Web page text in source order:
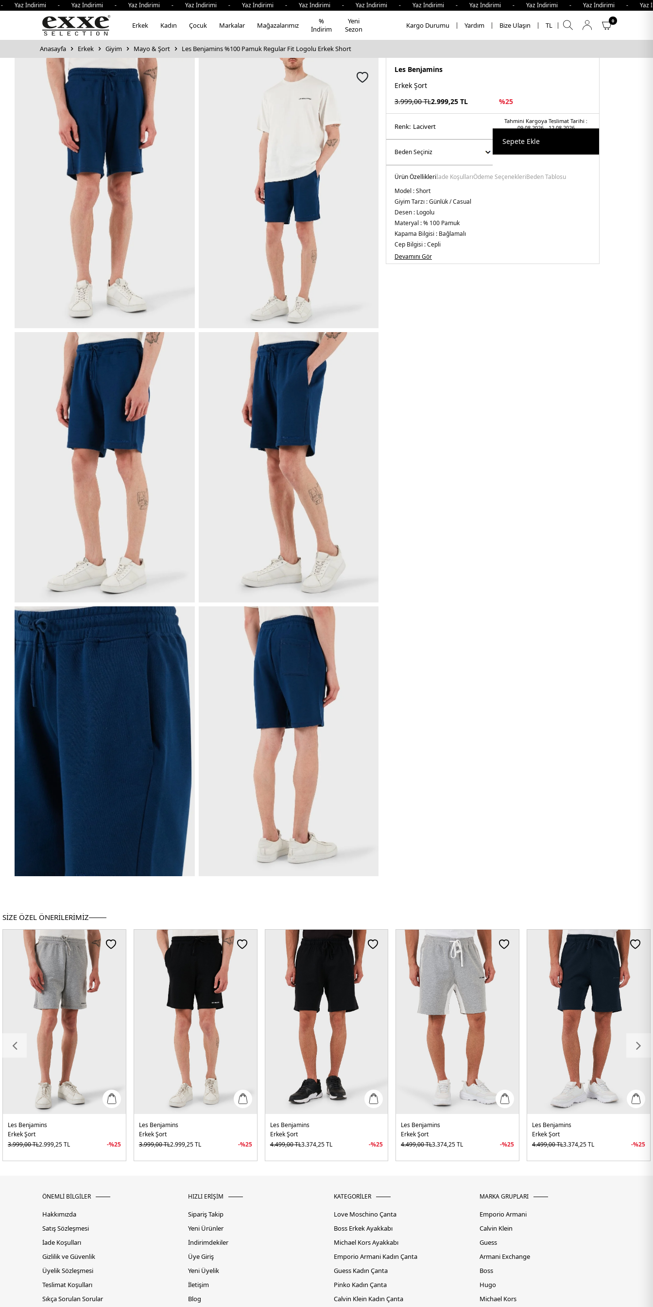
İndirimi - Yaz İndirimi - Yaz İndirimi - Yaz İndirimi - Yaz İndirimi - Yaz İndirimi - Yaz İndirimi - Yaz İndirimi - Yaz İndirimi - Yaz İndirimi - Yaz İndirimi -
Erkek Kadın Çocuk Markalar Mağazalarımız
%
İndirim
Yeni
Sezon
Kargo Durumu Yardım Bize Ulaşın TL
0
Anasayfa Erkek Giyim Mayo & Şort Les Benjamins %100 Pamuk Regular Fit Logolu Erkek Short
Les Benjamins
Erkek Şort
3.999,00TL2.999,25 TL %25
Tahmini Kargoya Teslimat Tarihi :
09.08.2026 - 12.08.2026
Renk: laci̇vert
Sepete Ekle
Ürün Özellikleriİade KoşullarıÖdeme SeçenekleriBeden Tablosu
Model :Short
Giyim Tarzı :Günlük / Casual
Desen : Logolu
Materyal :% 100 Pamuk
Kapama Bilgisi : Bağlamalı
Cep Bilgisi :Cepli
Kalıp Bilgisi :Regular Fit , Normal Bel
Manken Ölçüsü :Boy 1.87 / Göğüs 90 / Bel 73 / Kalça 92 / Beden S
Devamını Gör
SİZE ÖZEL ÖNERİLERİMİZ
Les Benjamins
Erkek Şort
3.999,00TL2.999,25TL -%25
Les Benjamins
Erkek Şort
3.999,00TL2.999,25TL -%25
Les Benjamins
Erkek Şort
4.499,00TL3.374,25TL -%25
Les Benjamins
Erkek Şort
4.499,00TL3.374,25TL -%25
Les Benjamins
Erkek Şort
4.499,00TL3.374,25TL -%25
ÖNEMLİ BİLGİLER
Hakkımızda
Satış Sözleşmesi
İade Koşulları
Gizlilik ve Güvenlik
Üyelik Sözleşmesi
Teslimat Koşulları
Sıkça Sorulan Sorular
HIZLI ERİŞİM
Sipariş Takip
Yeni Ürünler
İndirimdekiler
Üye Giriş
Yeni Üyelik
İletişim
Blog
KATEGORİLER
Love Moschino Çanta
Boss Erkek Ayakkabı
Michael Kors Ayakkabı
Emporio Armani Kadın Çanta
Guess Kadın Çanta
Pinko Kadın Çanta
Calvin Klein Kadın Çanta
MARKA GRUPLARI
Emporio Armani
Calvin Klein
Guess
Armani Exchange
Boss
Hugo
Michael Kors